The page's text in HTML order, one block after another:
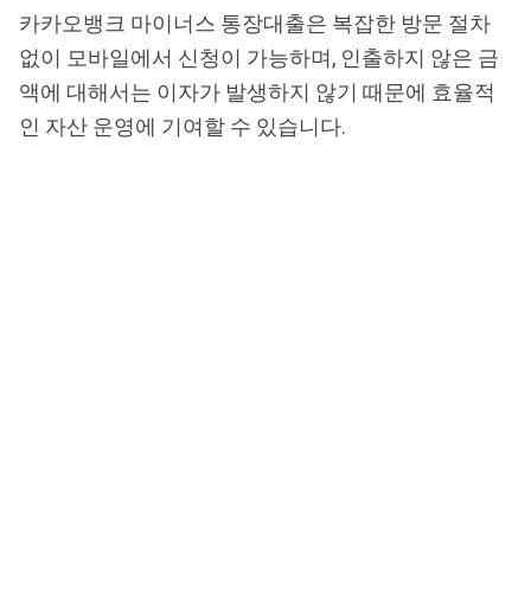
카카오뱅크 마이너스 통장대출은 복잡한 방문 절차
없이 모바일에서 신청이 가능하며, 인출하지 않은 금
액에 대해서는 이자가 발생하지 않기 때문에 효율적
인 자산 운영에 기여할 수 있습니다.